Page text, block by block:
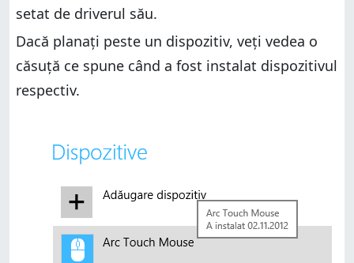
setat de driverul său.
Dacă planați peste un dispozitiv, veți vedea o
căsuță ce spune când a fost instalat dispozitivul
respectiv.